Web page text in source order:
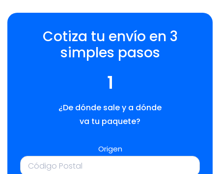
Cotiza tu envío en 3
simples pasos
1
¿De dónde sale y a dónde
va tu paquete?
Origen